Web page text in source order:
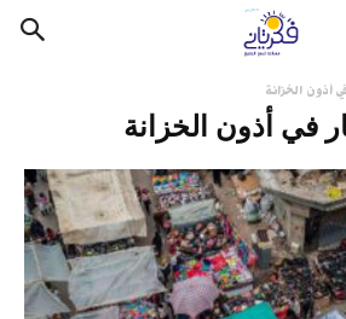
أذون الخزانة
في أذون الخزانة